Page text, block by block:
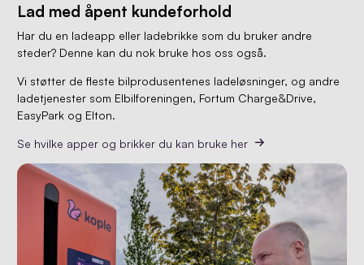
Lad med åpent kundeforhold
Har du en ladeapp eller ladebrikke som du bruker andre
steder? Denne kan du nok bruke hos oss også.
Vi støtter de fleste bilprodusentenes ladeløsninger, og andre
ladetjenester som Elbilforeningen, Fortum Charge&Drive,
EasyPark og Elton.
Se hvilke apper og brikker du kan bruke her